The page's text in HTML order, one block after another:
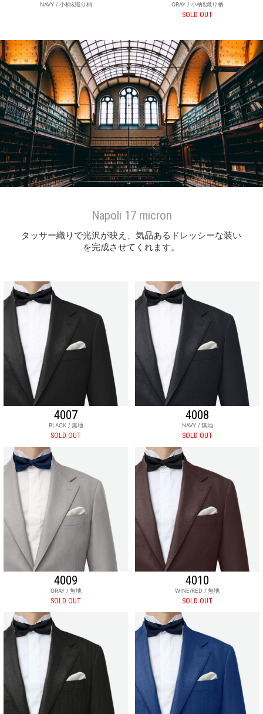
NAVY / 小柄&織り柄 GRAY / 小柄&織り柄
SOLD OUT
Napoli 17 micron
タッサー織りで光沢が映え、気品あるドレッシーな装い
を完成させてくれます。
4007
BLACK / 無地
SOLD OUT
4008
NAVY / 無地
SOLD OUT
4009
GRAY / 無地
SOLD OUT
4010
WINE/RED / 無地
SOLD OUT